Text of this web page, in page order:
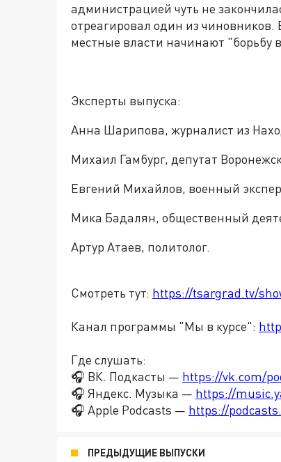
администрацией чуть не
отреагировал один из
местные власти начинают "борьбу
Эксперты выпуска:
Анна Шарипова, журналист из
Михаил Гамбург, депутат
Евгений Михайлов, военный
Мика Бадалян, общественный
Артур Атаев, политолог.
Смотреть тут: https://tsargrad.tv/
Канал программы "Мы в курсе":
Где слушать:
🎧 ВК. Подкасты — https://vk.com/
🎧 Яндекс. Музыка — https://
🎧 Apple Podcasts — https://
ПРЕДЫДУЩИЕ ВЫПУСКИ